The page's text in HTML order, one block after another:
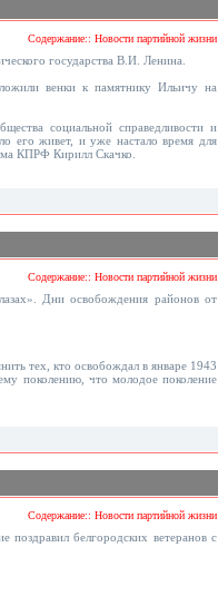
Содержание:: Новости партийной жизни
государства В.И. Ленина.
венки к памятнику Ильичу на
социальной справедливости и
его живет, и уже настало время для
КПРФ Кирилл Скачко.
Содержание:: Новости партийной жизни
Дни освобождения районов от
тех, кто освобождал в январе 1943
поколению, что молодое поколение
Содержание:: Новости партийной жизни
поздравил белгородских ветеранов с